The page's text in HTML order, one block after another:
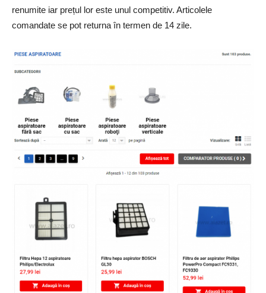
renumite iar prețul lor este unul competitiv. Articolele
comandate se pot returna în termen de 14 zile.